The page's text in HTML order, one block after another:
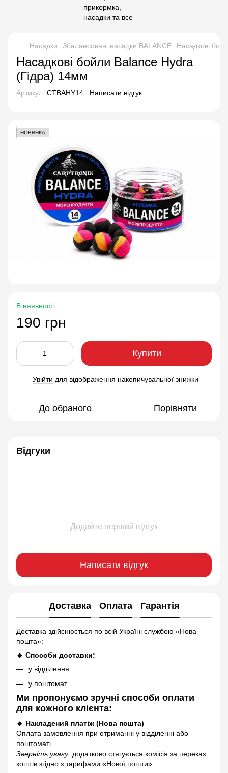
Насадки Збалансовані насадки BALANCE Насадкові
Насадкові бойли Balance Hydra
(Гідра) 14мм
Артикул: CTBAHY14 Написати відгук
НОВИНКА
В наявності
190 грн
Купити
Увійти для відображення накопичувальної знижки
До обраного Порівняти
Відгуки
Додайте перший відгук
Написати відгук
Доставка Оплата Гарантія
Доставка здійснюється по всій Україні службою «Нова
пошта»:
🔹 Способи доставки:
у відділення
у поштомат
Ми пропонуємо зручні способи оплати
для кожного клієнта:
🔹 Накладений платіж (Нова пошта)
Оплата замовлення при отриманні у відділенні або
поштоматі.
Зверніть увагу: додатково стягується комісія за переказ
коштів згідно з тарифами «Нової пошти».